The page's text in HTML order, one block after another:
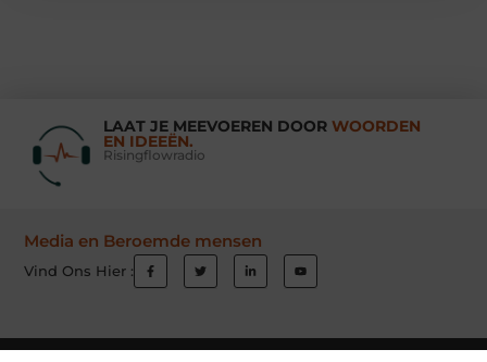
LAAT JE MEEVOEREN DOOR WOORDEN
EN IDEEËN.
Risingflowradio
Media en Beroemde mensen
Vind Ons Hier :